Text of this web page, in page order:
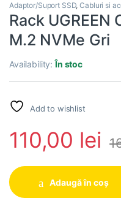
Adaptor/Suport SSD,Cabluri si
Rack UGREEN
M.2 NVMe Gri
Availability:În stoc
Add to wishlist
110,00 lei
Adaugă în coș